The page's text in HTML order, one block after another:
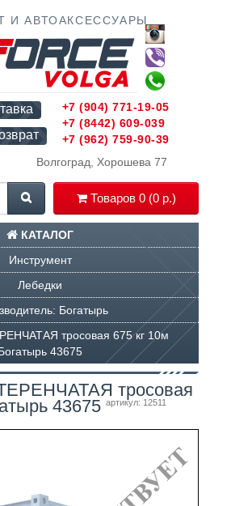
И АВТОАКСЕССУАРЫ
Волгоград, Хорошева 77
Товаров 0 (0 р.)
+7 (904) 771-19-05
+7 (8442) 609-039
+7 (962) 759-90-39
КАТАЛОГ
Инструмент
Лебедки
Богатырь
тросовая 675 кг 10м
43675
тросовая
43675 артикул: 12511